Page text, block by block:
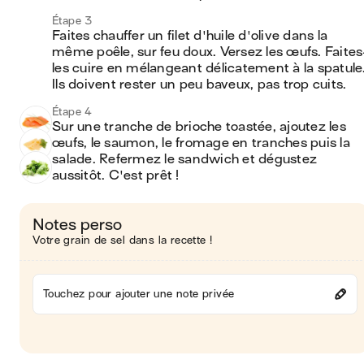
Étape 3
Faites chauffer un filet d'huile d'olive dans la
même poêle, sur feu doux. Versez les œufs.
les cuire en mélangeant délicatement à la
Ils doivent rester un peu baveux, pas trop cuits.
Étape 4
Sur une tranche de brioche toastée, ajoutez les
œufs, le saumon, le fromage en tranches puis la
salade. Refermez le sandwich et dégustez
aussitôt. C'est prêt !
Notes perso
Votre grain de sel dans la recette !
Touchez pour ajouter une note privée